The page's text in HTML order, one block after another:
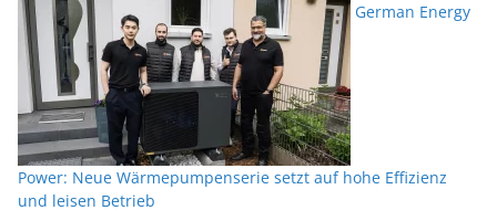
German Energy
Power: Neue Wärmepumpenserie setzt auf hohe Effizienz
und leisen Betrieb